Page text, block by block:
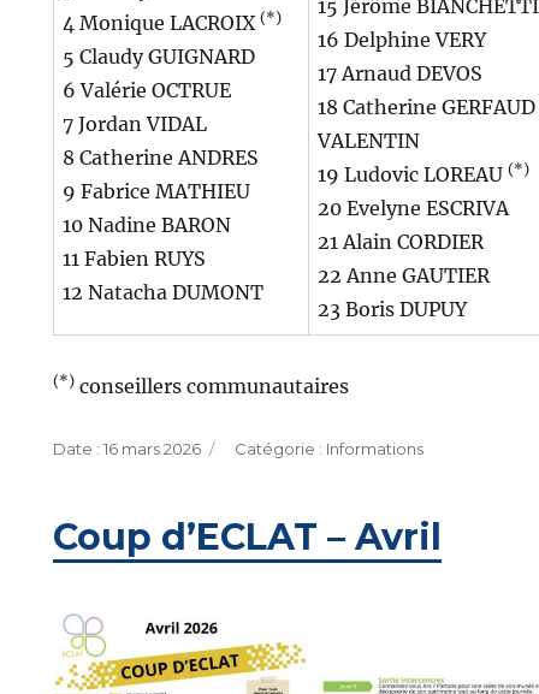
4 Monique LACROIX (*)
5 Claudy GUIGNARD
6 Valérie OCTRUE
7 Jordan VIDAL
8 Catherine ANDRES
9 Fabrice MATHIEU
10 Nadine BARON
11 Fabien RUYS
12 Natacha DUMONT
15 Jérôme BIANCHETTI
16 Delphine VERY
17 Arnaud DEVOS
18 Catherine GERFAUD
VALENTIN
19 Ludovic LOREAU (*)
20 Evelyne ESCRIVA
21 Alain CORDIER
22 Anne GAUTIER
23 Boris DUPUY
(*)conseillers communautaires
Publié
16 mars 2026 Catégories
Informations
Coup d’ECLAT – Avril